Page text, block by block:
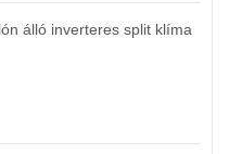
álló inverteres split klíma